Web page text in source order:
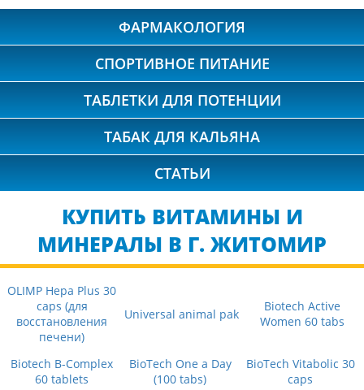
ФАРМАКОЛОГИЯ
СПОРТИВНОЕ ПИТАНИЕ
ТАБЛЕТКИ ДЛЯ ПОТЕНЦИИ
ТАБАК ДЛЯ КАЛЬЯНА
СТАТЬИ
КУПИТЬ ВИТАМИНЫ И
МИНЕРАЛЫ В Г. ЖИТОМИР
OLIMP Hepa Plus 30
caps (для
восстановления
печени)
Universal animal pak
Biotech Active
Women 60 tabs
Biotech B-Complex
60 tablets
BioTech One a Day
(100 tabs)
BioTech Vitabolic 30
caps